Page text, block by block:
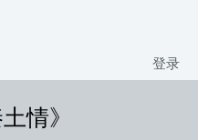
登录
情》